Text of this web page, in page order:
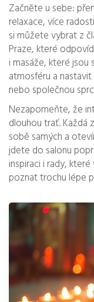
Začněte u sebe:
relaxace, více
si můžete vybrat z
Praze, které
i masáže, které
atmosféru a
nebo společnou
Nezapomeňte, že
dlouhou trať. Každá
sobě samých a
jdete do salonu
inspiraci i rady,
poznat trochu lépe